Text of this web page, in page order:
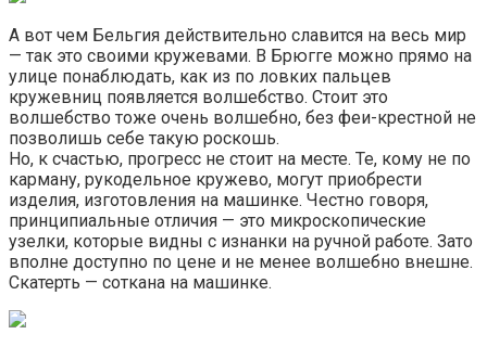
А вот чем Бельгия действительно славится на весь мир
— так это своими кружевами. В Брюгге можно прямо на
улице понаблюдать, как из по ловких пальцев
кружевниц появляется волшебство. Стоит это
волшебство тоже очень волшебно, без феи-крестной не
позволишь себе такую роскошь.
Но, к счастью, прогресс не стоит на месте. Те, кому не по
карману, рукодельное кружево, могут приобрести
изделия, изготовления на машинке. Честно говоря,
принципиальные отличия — это микроскопические
узелки, которые видны с изнанки на ручной работе. Зато
вполне доступно по цене и не менее волшебно внешне.
Скатерть — соткана на машинке.